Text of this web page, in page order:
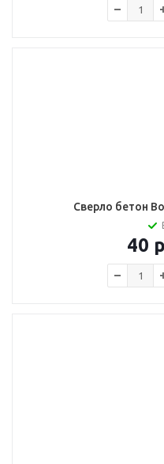
Сверло бетон
40